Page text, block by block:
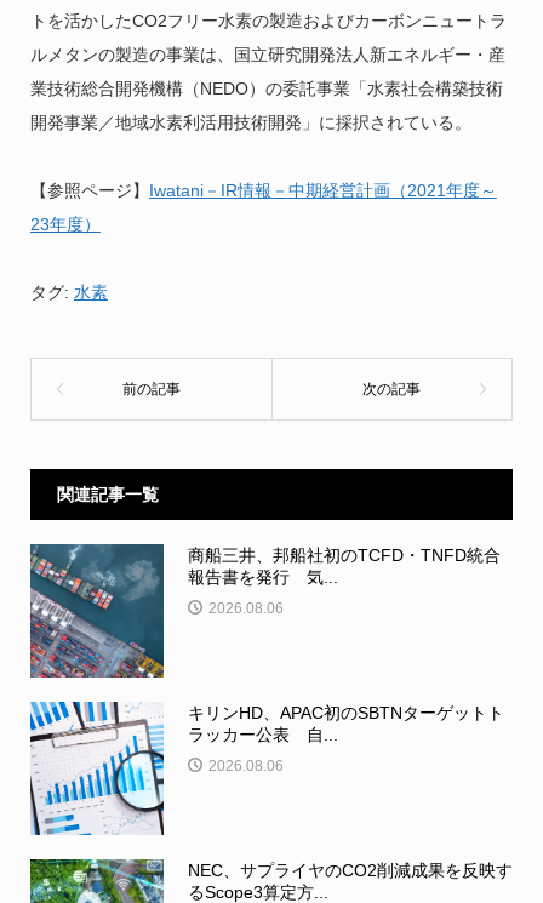
トを活かしたCO2フリー水素の製造およびカーボンニュートラ
ルメタンの製造の事業は、国立研究開発法人新エネルギー・産
業技術総合開発機構（NEDO）の委託事業「水素社会構築技術
開発事業／地域水素利活用技術開発」に採択されている。
【参照ページ】 Iwatani－IR情報－中期経営計画（2021年度～
23年度）
タグ: 水素
関連記事一覧
商船三井、邦船社初のTCFD・TNFD統合
報告書を発行 気...
2026.08.06
キリンHD、APAC初のSBTNターゲットト
ラッカー公表 自...
2026.08.06
NEC、サプライヤのCO2削減成果を反映す
るScope3算定方...